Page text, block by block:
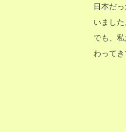
日本だ
いました
でも、
わって